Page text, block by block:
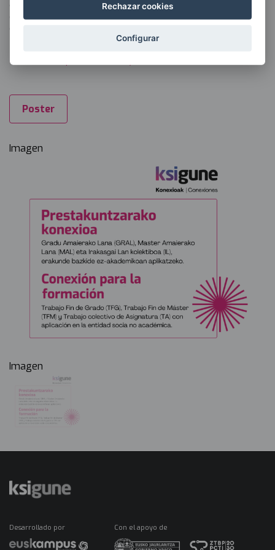
compositores/as eibarreses/as y con agrupaciones musicales
de Eibar, a celebrar tras la finalización de la restauración del
>> Volver al apartado de Proyectos
Poster
Imagen
Imagen
Desarrollado por Con el apoyo de
Rechazar cookies
Configurar